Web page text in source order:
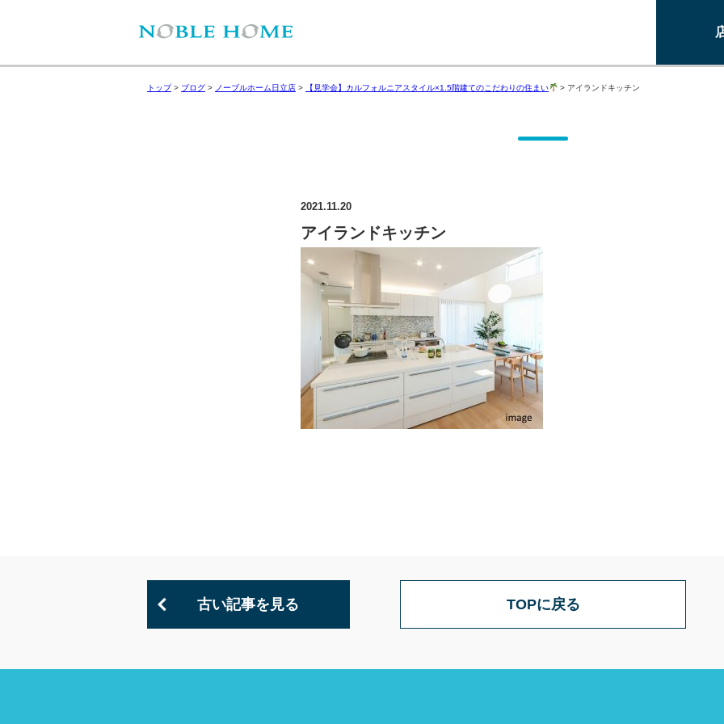
トップ> ブログ > ノーブルホーム日立店 > 【見学会】カルフォルニアスタイル×1.5階建てのこだわりの住まい > アイランドキッチン
2021.11.20
アイランドキッチン
古い記事を見る TOPに戻る